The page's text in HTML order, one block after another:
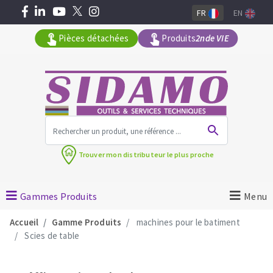
MACHINES POUR LE BATIMENT
Meuleuses angulaires
Surfaceuses à béton
Pièces détachées Produits2nde VIE
FR EN
Trouver mondistributeur le plus proche
Gammes Produits Menu
Accueil Gamme Produits
machines pour le batiment
Scies de table